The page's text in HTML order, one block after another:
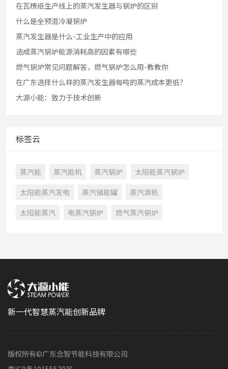
在瓦楞纸生产线上的蒸汽发生器与锅炉的区别
什么是全预混冷凝锅炉
蒸汽发生器是什么-工业生产中的应用
造成蒸汽锅炉能源消耗高的因素有哪些
燃气锅炉常见问题解答，燃气锅炉怎么用-教教你
在广东选择什么样的蒸汽发生器每吨的蒸汽成本更低？
大源小能：致力于技术创新
标签云
蒸汽能 蒸汽能机 蒸汽锅炉
太阳能蒸汽锅炉
太阳能蒸汽发电
蒸汽储能罐
蒸汽源机
太阳能蒸汽
电蒸汽锅炉 燃气蒸汽锅炉
新一代智慧蒸汽能创新品牌
版权所有©广东念智节能科技有限公司